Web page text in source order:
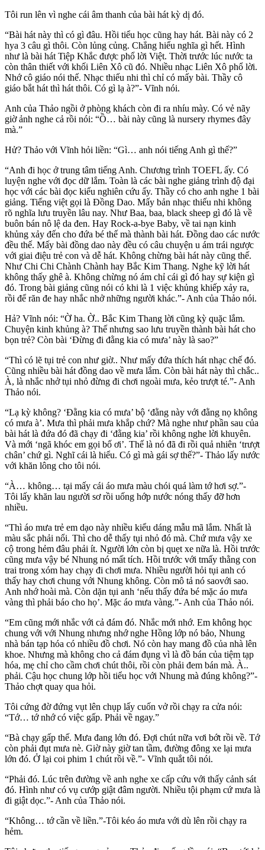
Tôi run lên vì nghe cái âm thanh của bài hát kỳ dị đó.
“Bài hát này thì có gì đâu. Hồi tiểu học cũng hay hát. Bài này có 2
hya 3 câu gì thôi. Còn lủng củng. Chẳng hiểu nghĩa gì hết. Hình
như là bài hát Tiệp Khắc được phổ lời Việt. Thời trước lúc nước ta
còn thân thiết với khối Liên Xô cũ đó. Nhiều nhạc Liên Xô phổ lời.
Nhớ cô giáo nói thế. Nhạc thiếu nhi thì chỉ có mấy bài. Thầy cô
giáo bắt hát thì hát thôi. Có gì lạ à?”- Vĩnh nói.
Anh của Thảo ngồi ở phòng khách còn đi ra nhíu mày. Có vẻ nãy
giờ ảnh nghe cả rồi nói: “Ồ… bài này cũng là nursery rhymes đây
mà.”
Hử? Thảo với Vĩnh hỏi liền: “Gì… anh nói tiếng Anh gì thế?”
“Anh đi học ở trung tâm tiếng Anh. Chương trình TOEFL ấy. Có
luyện nghe với đọc dữ lắm. Toàn là các bài nghe giảng trình độ đại
học với các bài đọc kiểu nghiên cứu ấy. Thầy có cho anh nghe 1 bài
giảng. Tiếng việt gọi là Đồng Dao. Mấy bản nhạc thiếu nhi không
rõ nghĩa lưu truyền lâu nay. Như Baa, baa, black sheep gì đó là về
buôn bán nô lệ da đen. Hay Rock-a-bye Baby, về tai nạn kinh
khủng xảy đến cho đứa bé thế mà thành bài hát. Đồng dao các nước
đều thế. Mấy bài đồng dao này đều có câu chuyện u ám trái ngược
với giai điệu trẻ con và dễ hát. Không chừng bài hát này cũng thế.
Như Chi Chi Chành Chành hay Bắc Kim Thang. Nghe kỹ lời hát
không thấy ghê à. Không chừng nó ám chỉ cái gì đó hay sự kiện gì
đó. Trong bài giảng cũng nói có khi là 1 việc khủng khiếp xảy ra,
rồi để răn đe hay nhắc nhở những người khác.”- Anh của Thảo nói.
Hả? Vĩnh nói: “Ờ ha. Ờ.. Bắc Kim Thang lời cũng kỳ quặc lắm.
Chuyện kinh khủng à? Thế nhưng sao lưu truyền thành bài hát cho
bọn trẻ? Còn bài ‘Đừng đi đằng kia có mưa’ này là sao?”
“Thì có lẽ tụi trẻ con như giờ.. Như mấy đứa thích hát nhạc chế đó.
Cũng nhiều bài hát đồng dao về mưa lắm. Còn bài hát này thì chắc..
À, là nhắc nhở tụi nhỏ đừng đi chơi ngoài mưa, kẻo trượt té.”- Anh
Thảo nói.
“Lạ kỳ không? ‘Đằng kia có mưa’ bộ ‘đằng này với đằng nọ không
có mưa à’. Mưa thì phải mưa khắp chứ? Mà nghe như phần sau của
bài hát là đứa đó đã chạy đi ‘đằng kia’ rồi không nghe lời khuyên.
Và mới ‘ngã khóc em gọi bố ơi’. Thế là nó đã đi rồi quả nhiên ‘trượt
chân’ chứ gì. Nghĩ cái là hiểu. Có gì mà gái sợ thế?”- Thảo lấy nước
với khăn lông cho tôi nói.
“À… không… tại mấy cái áo mưa màu chói quá làm tớ hơi sợ.”-
Tôi lấy khăn lau người sơ rồi uống hớp nước nóng thấy đỡ hơn
nhiều.
“Thì áo mưa trẻ em dạo này nhiều kiểu dáng mẫu mã lắm. Nhất là
màu sắc phải nổi. Thì cho dễ thấy tụi nhỏ đó mà. Chứ mưa vậy xe
cộ trong hẻm đâu phải ít. Người lớn còn bị quẹt xe nữa là. Hồi trước
cũng mưa vậy bé Nhung nó mất tích. Hồi trước với tmấy thằng con
trai trong xóm hay chạy đi chơi mưa. Nhiều người hỏi tụi anh có
thấy hay chơi chung với Nhung không. Còn mô tả nó saovới sao.
Anh nhớ hoài mà. Còn dặn tụi anh ‘nếu thấy đứa bé mặc áo mưa
vàng thì phải báo cho họ’. Mặc áo mưa vàng.”- Anh của Thảo nói.
“Em cũng mới nhắc với cả đám đó. Nhắc mới nhớ. Em không học
chung với với Nhung nhưng nhớ nghe Hồng lớp nó bảo, Nhung
nhà bán tạp hóa có nhiều đồ chơi. Nó còn hay mang đồ của nhà lên
khoe. Nhưng mà không cho cả đám đụng vì là đồ bán của tiệm tạp
hóa, mẹ chỉ cho cầm chơi chút thôi, rồi còn phải đem bán mà. À..
phải. Cậu học chung lớp hồi tiểu học với Nhung mà đúng không?”-
Thảo chợt quay qua hỏi.
Tôi cứng đờ đứng vụt lên chụp lấy cuốn vở rồi chạy ra cửa nói:
“Tớ… tớ nhớ có việc gấp. Phải về ngay.”
“Bà chạy gấp thế. Mưa đang lớn đó. Đợi chút nữa vơi bớt rồi về. Tớ
còn phải đụt mưa nè. Giờ này giờ tan tầm, đường đông xe lại mưa
lớn đó. Ở lại coi phim 1 chút rồi về.”- Vĩnh quắt tôi nói.
“Phải đó. Lúc trên đường về anh nghe xe cấp cứu với thấy cảnh sát
đó. Hình như có vụ cướp giật đâm người. Nhiều tội phạm cứ mưa là
đi giật dọc.”- Anh của Thảo nói.
“Không… tớ cần về liền.”-Tôi kéo áo mưa với dù lên rồi chạy ra
hẻm.